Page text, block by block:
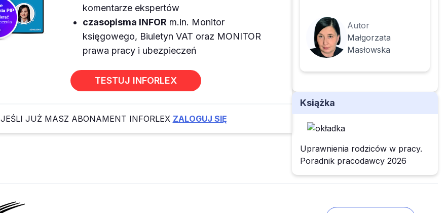
komentarze ekspertów
czasopisma INFOR m.in. Monitor
księgowego, Biuletyn VAT oraz MONITOR
prawa pracy i ubezpieczeń
TESTUJ INFORLEX
JEŚLI JUŻ MASZ ABONAMENT INFORLEX ZALOGUJ SIĘ
Autor
Małgorzata
Masłowska
Książka
Uprawnienia rodziców w pracy.
Poradnik pracodawcy 2026